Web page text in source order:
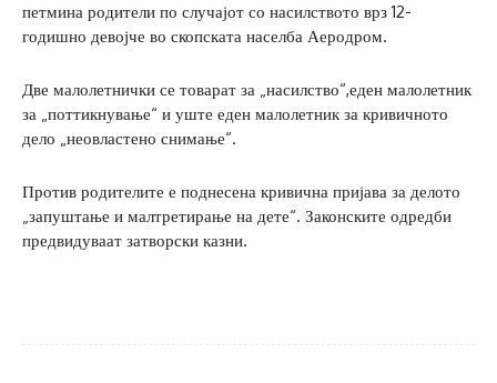
петмина родители по случајот со насилството врз 12-
годишно девојче во скопската населба Аеродром.
Две малолетнички се товарат за „насилство“,еден малолетник
за „поттикнување“ и уште еден малолетник за кривичното
дело „неовластено снимање“.
Против родителите е поднесена кривична пријава за делото
„запуштање и малтретирање на дете“. Законските одредби
предвидуваат затворски казни.